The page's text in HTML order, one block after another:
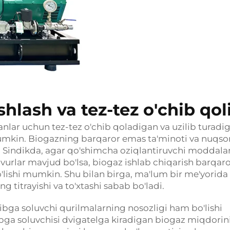
va tez-tez o'chib
uchun tez-tez o'chib qoladigan va uzilib
Biogazning barqaror emas ta'minoti va
agar qo'shimcha oziqlantiruvchi
mavjud bo'lsa, biogaz ishlab chiqarish
mumkin. Shu bilan birga, ma'lum bir me'yorida
titrayishi va to'xtashi sabab bo'ladi.
soluvchi qurilmalarning nosozligi ham bo'lishi
soluvchisi dvigatelga kiradigan biogaz